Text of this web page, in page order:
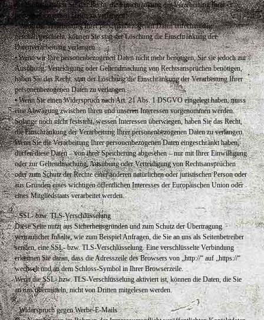
der Prüfung haben Sie das Recht, die Einschränkung der Verarbeitung Ihrer
personenbezogenen Daten zu verlangen.
• Wenn die Verarbeitung Ihrer personenbezogenen Daten unrechtmäßig
geschah/geschieht, können Sie statt der Löschung die Einschränkung der
Datenverarbeitung verlangen.
• Wenn wir Ihre personenbezogenen Daten nicht mehr benötigen, Sie sie jedoch zur
Ausübung, Verteidigung oder Geltendmachung von Rechtsansprüchen benötigen,
haben Sie das Recht, statt der Löschung die Einschränkung der Verarbeitung Ihrer
personenbezogenen Daten zu verlangen.
• Wenn Sie einen Widerspruch nach Art. 21 Abs. 1 DSGVO eingelegt haben, muss
eine Abwägung zwischen Ihren und unseren Interessen vorgenommen werden.
Solange noch nicht feststeht, wessen Interessen überwiegen, haben Sie das Recht,
die Einschränkung der Verarbeitung Ihrer personenbezogenen Daten zu verlangen.
Wenn Sie die Verarbeitung Ihrer personenbezogenen Daten eingeschränkt haben,
dürfen diese Daten – von ihrer Speicherung abgesehen – nur mit Ihrer Einwilligung
oder zur Geltendmachung, Ausübung oder Verteidigung von Rechtsansprüchen
oder zum Schutz der Rechte einer anderen natürlichen oder juristischen Person oder
aus Gründen eines wichtigen öffentlichen Interesses der Europäischen Union oder
eines Mitgliedstaats verarbeitet werden.
- SSL- bzw. TLS-Verschlüsselung
Diese Seite nutzt aus Sicherheitsgründen und zum Schutz der Übertragung
vertraulicher Inhalte, wie zum Beispiel Anfragen, die Sie an uns als Seitenbetreiber
senden, eine SSL- bzw. TLS-Verschlüsselung. Eine verschlüsselte Verbindung
erkennen Sie daran, dass die Adresszeile des Browsers von „http://“ auf „https://“
wechselt und an dem Schloss-Symbol in Ihrer Browserzeile.
Wenn die SSL- bzw. TLS-Verschlüsselung aktiviert ist, können die Daten, die Sie
an uns übermitteln, nicht von Dritten mitgelesen werden.
- Widerspruch gegen Werbe-E-Mails